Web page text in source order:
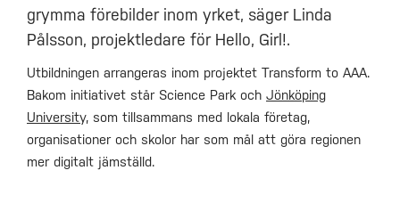
grymma förebilder inom yrket, säger Linda
Pålsson, projektledare för Hello, Girl!.
Utbildningen arrangeras inom projektet Transform to AAA.
Bakom initiativet står Science Park och Jönköping
University, som tillsammans med lokala företag,
organisationer och skolor har som mål att göra regionen
mer digitalt jämställd.